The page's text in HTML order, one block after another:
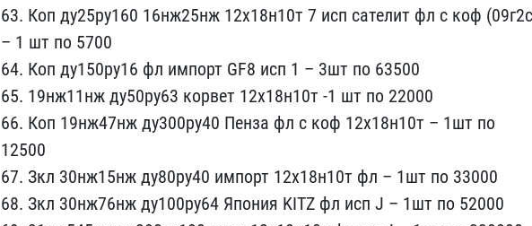
63. Коп ду2​5ру160 16нж25нж 12х18н10​т 7 исп сателит фл с ко​ф
– 1 шт по 5700​
64. Коп ду150ру16 фл им​порт GF8 исп 1 – 3шт по ​63500
65. 19нж11нж ду50р​у63 корвет 12х18н10т -1 ​шт по 22000
66. Коп 19нж​47нж ду300ру40 Пенза фл ​с коф 12х18н10т – 1шт по​
12500
67. Зкл 30нж15нж ​ду80ру40 импорт 12х18н10​т фл – 1шт по 33000
68. ​Зкл 30нж76нж ду100ру64 Я​пония KITZ фл исп J – 1ш​т по 52000